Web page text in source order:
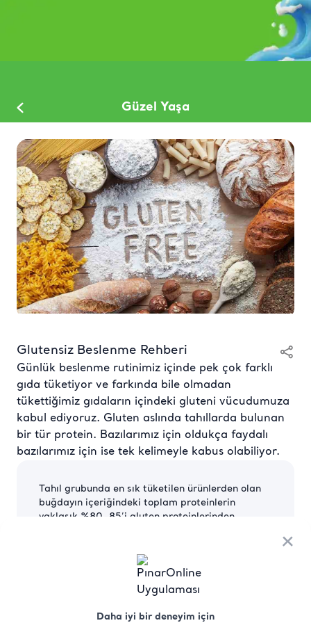
×
Daha iyi bir deneyim için
Güzel Yaşa
Glutensiz Beslenme Rehberi
Günlük beslenme rutinimiz içinde pek çok farklı
gıda tüketiyor ve farkında bile olmadan
tükettiğimiz gıdaların içindeki gluteni vücudumuza
kabul ediyoruz. Gluten aslında tahıllarda bulunan
bir tür protein. Bazılarımız için oldukça faydalı
bazılarımız için ise tek kelimeyle kabus olabiliyor.
Tahıl grubunda en sık tüketilen ürünlerden olan
buğdayın içeriğindeki toplam proteinlerin
yaklaşık %80-85’i gluten proteinlerinden
kabarması gluten sayesinde oluyor, çünkü gluten
mayanın içindeki karbondioksit ve havanın dışarı
Buğdaydaki kadar yüksek oranda olmasa da